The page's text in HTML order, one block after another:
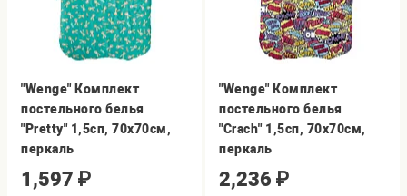
"Wenge" Комплект
постельного белья
"Pretty" 1,5сп, 70х70см,
перкаль
1,597 ₽
"Wenge" Комплект
постельного белья
"Crach" 1,5сп, 70х70см,
перкаль
2,236 ₽